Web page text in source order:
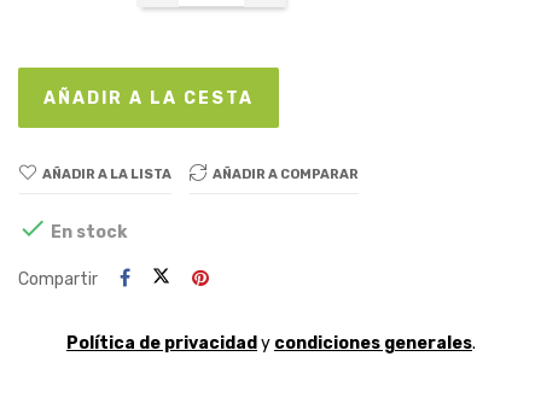
AÑADIR A LA CESTA
AÑADIR A LA LISTA AÑADIR A COMPARAR
 En stock
Compartir
Política de privacidad y condiciones generales.